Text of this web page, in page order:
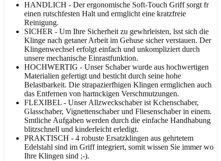
HANDLICH - Der ergonomische Soft-Touch Griff sorgt fr
einen rutschfesten Halt und ermglicht eine kratzfreie
Reinigung.
SICHER - Um Ihre Sicherheit zu gewhrleisten, lsst sich die
Klinge nach getaner Arbeit im Gehuse sicher verstauen. Der
Klingenwechsel erfolgt einfach und unkompliziert durch
unsere mechanische Einrastfunktion.
HOCHWERTIG - Unser Schaber wurde aus hochwertigen
Materialien gefertigt und besticht durch seine hohe
Belastbarkeit. Die strapazierfhigen Klingen ermglichen auch
das Entfernen von hartnckigen Verschmutzungen.
FLEXIBEL - Unser Allzweckschaber ist Kchenschaber,
Glasschaber, Vignettenschaber und Fliesenschaber in einem.
Smtliche Aufgaben werden durch die einfache Handhabung
blitzschnell und kinderleicht erledigt.
PRAKTISCH - 4 robuste Ersatzklingen aus gehrtetem
Edelstahl sind im Griff integriert, somit wissen Sie immer wo
Ihre Klingen sind ;-).